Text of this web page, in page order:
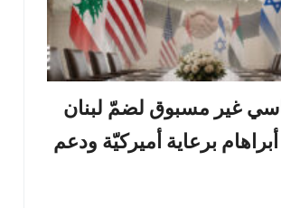
غير مسبوق لضمّ لبنان
أبراهام برعاية أميركيّة ودعم